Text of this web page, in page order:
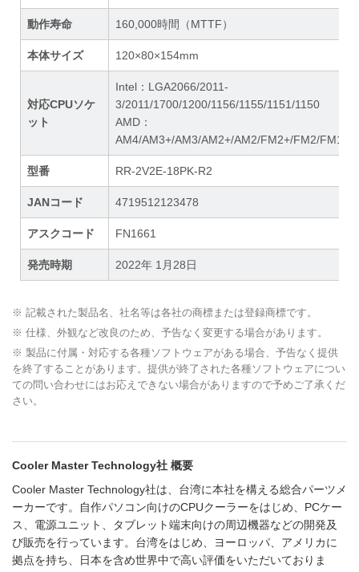
動作寿命 160,000時間（MTTF）
本体サイズ 120×80×154mm
対応CPUソケ
ット
Intel：LGA2066/2011-
3/2011/1700/1200/1156/1155/1151/1150
AMD：
AM4/AM3+/AM3/AM2+/AM2/FM2+/FM2/FM1
型番 RR-2V2E-18PK-R2
JANコード 4719512123478
アスクコード FN1661
発売時期 2022年 1月28日
※ 記載された製品名、社名等は各社の商標または登録商標です。
※ 仕様、外観など改良のため、予告なく変更する場合があります。
※ 製品に付属・対応する各種ソフトウェアがある場合、予告なく提供
を終了することがあります。提供が終了された各種ソフトウェアについ
ての問い合わせにはお応えできない場合がありますので予めご了承くだ
さい。
Cooler Master Technology社 概要
Cooler Master Technology社は、台湾に本社を構える総合パーツメ
ーカーです。自作パソコン向けのCPUクーラーをはじめ、PCケー
ス、電源ユニット、タブレット端末向けの周辺機器などの開発及
び販売を行っています。台湾をはじめ、ヨーロッパ、アメリカに
拠点を持ち、日本を含め世界中で高い評価をいただいておりま